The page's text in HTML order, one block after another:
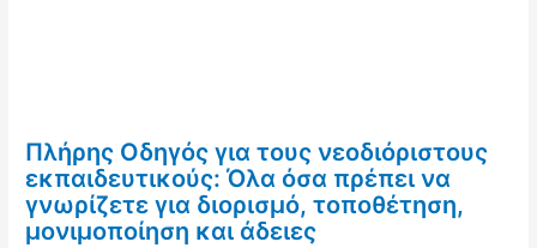
Πλήρης Οδηγός για τους νεοδιόριστους
εκπαιδευτικούς: Όλα όσα πρέπει να
γνωρίζετε για διορισμό, τοποθέτηση,
μονιμοποίηση και άδειες